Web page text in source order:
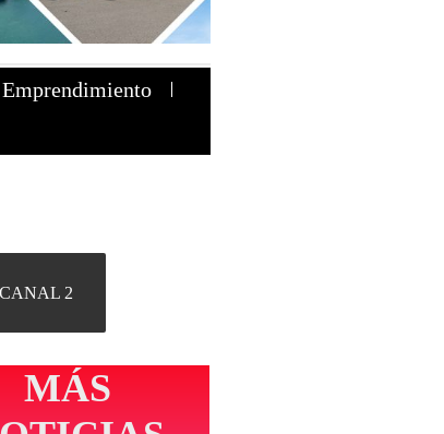
Emprendimiento
CANAL 2
MÁS